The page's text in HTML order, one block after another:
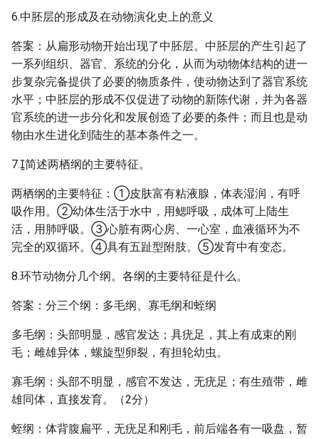
6.中胚层的形成及在动物演化史上的意义
答案：从扁形动物开始出现了中胚层。中胚层的产生引起了
一系列组织、器官、系统的分化，从而为动物体结构的进一
步复杂完备提供了必要的物质条件，使动物达到了器官系统
水平；中胚层的形成不仅促进了动物的新陈代谢，并为各器
官系统的进一步分化和发展创造了必要的条件；而且也是动
物由水生进化到陆生的基本条件之一。
7.简述两栖纲的主要特征。
两栖纲的主要特征：①皮肤富有粘液腺，体表湿润，有呼
吸作用。②幼体生活于水中，用鳃呼吸，成体可上陆生
活，用肺呼吸。③心脏有两心房、一心室，血液循环为不
完全的双循环。④具有五趾型附肢。⑤发育中有变态。
8.环节动物分几个纲。各纲的主要特征是什么。
答案：分三个纲：多毛纲、寡毛纲和蛭纲
多毛纲：头部明显，感官发达；具疣足，其上有成束的刚
毛；雌雄异体，螺旋型卵裂，有担轮幼虫。
寡毛纲：头部不明显，感官不发达，无疣足；有生殖带，雌
雄同体，直接发育。（2分）
蛭纲：体背腹扁平，无疣足和刚毛，前后端各有一吸盘，暂